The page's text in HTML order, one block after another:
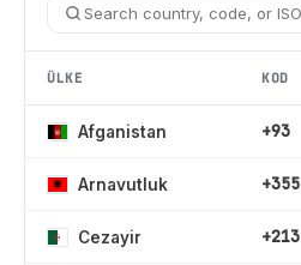
ÜLKE KOD
Afganistan +93
Arnavutluk +355
Cezayir +213